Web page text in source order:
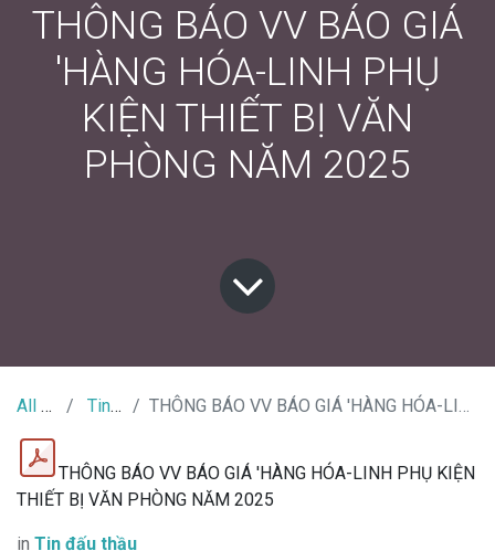
THÔNG BÁO VV BÁO GIÁ
'HÀNG HÓA-LINH PHỤ
KIỆN THIẾT BỊ VĂN
PHÒNG NĂM 2025
All Tin Tức Tin đấu thầu THÔNG BÁO VV BÁO GIÁ 'HÀNG HÓA-LINH PHỤ KIỆN THIẾT BỊ VĂN PHÒNG NĂM 2025
THÔNG BÁO VV BÁO GIÁ 'HÀNG HÓA-LINH PHỤ KIỆN
THIẾT BỊ VĂN PHÒNG NĂM 2025
in Tin đấu thầu